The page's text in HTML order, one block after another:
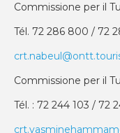
Commissione per il
Tél. 72 286 800 / 72
Commissione per il
Tél. : 72 244 103 / 72